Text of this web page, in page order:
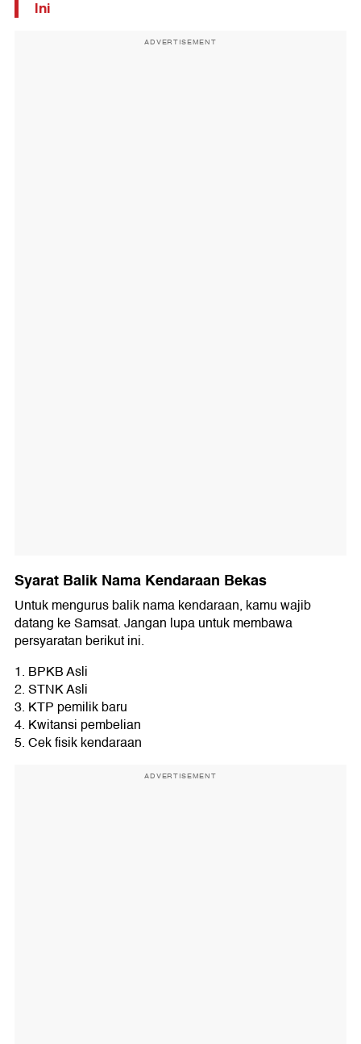
Ini
ADVERTISEMENT
Syarat Balik Nama Kendaraan Bekas
Untuk mengurus balik nama kendaraan, kamu wajib
datang ke Samsat. Jangan lupa untuk membawa
persyaratan berikut ini.
1. BPKB Asli
2. STNK Asli
3. KTP pemilik baru
4. Kwitansi pembelian
5. Cek fisik kendaraan
ADVERTISEMENT